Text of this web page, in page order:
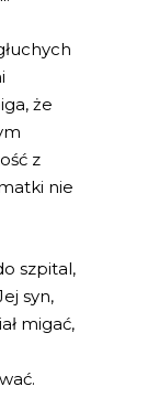
że
z
nie
szpital,
syn,
migać,